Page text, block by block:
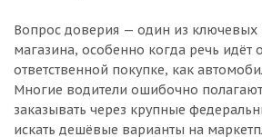
Вопрос доверия — один из
магазина, особенно когда речь идёт
ответственной покупке, как
Многие водители ошибочно
заказывать через крупные
искать дешёвые варианты на